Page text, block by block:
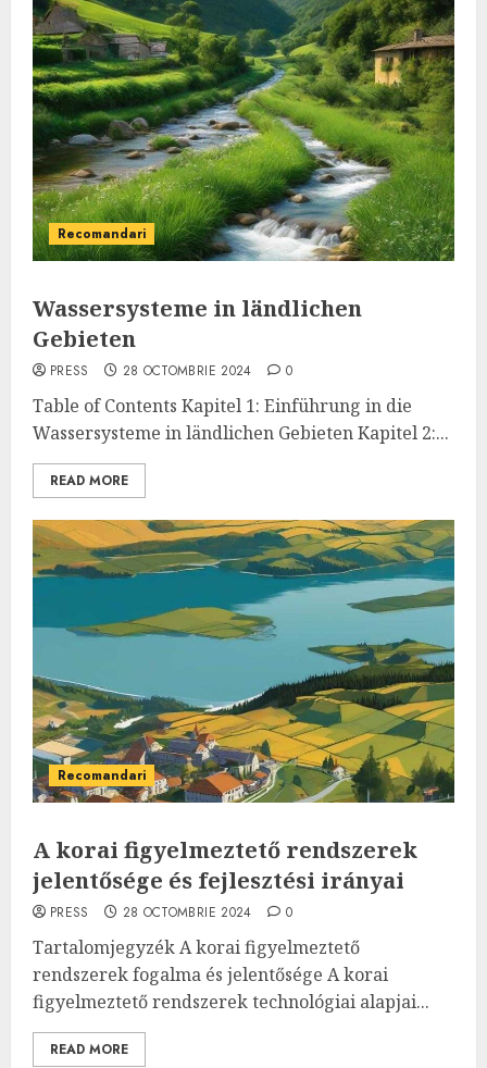
Recomandari
Wassersysteme in ländlichen
Gebieten
PRESS 28 OCTOMBRIE 2024 0
Table of Contents Kapitel 1: Einführung in die
Wassersysteme in ländlichen Gebieten Kapitel 2:...
READ MORE
Recomandari
A korai figyelmeztető rendszerek
jelentősége és fejlesztési irányai
PRESS 28 OCTOMBRIE 2024 0
Tartalomjegyzék A korai figyelmeztető
rendszerek fogalma és jelentősége A korai
figyelmeztető rendszerek technológiai alapjai...
READ MORE